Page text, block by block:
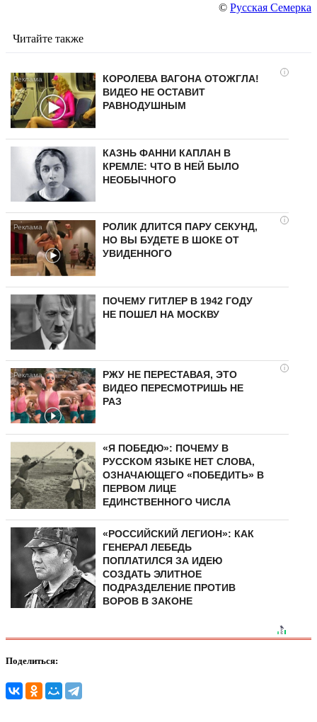
© Русская Семерка
Читайте также
i
КОРОЛЕВА ВАГОНА ОТОЖГЛА!
ВИДЕО НЕ ОСТАВИТ
РАВНОДУШНЫМ
КАЗНЬ ФАННИ КАПЛАН В
КРЕМЛЕ: ЧТО В НЕЙ БЫЛО
НЕОБЫЧНОГО
i
РОЛИК ДЛИТСЯ ПАРУ СЕКУНД,
НО ВЫ БУДЕТЕ В ШОКЕ ОТ
УВИДЕННОГО
ПОЧЕМУ ГИТЛЕР В 1942 ГОДУ
НЕ ПОШЕЛ НА МОСКВУ
i
РЖУ НЕ ПЕРЕСТАВАЯ, ЭТО
ВИДЕО ПЕРЕСМОТРИШЬ НЕ
РАЗ
«Я ПОБЕДЮ»: ПОЧЕМУ В
РУССКОМ ЯЗЫКЕ НЕТ СЛОВА,
ОЗНАЧАЮЩЕГО «ПОБЕДИТЬ» В
ПЕРВОМ ЛИЦЕ
ЕДИНСТВЕННОГО ЧИСЛА
«РОССИЙСКИЙ ЛЕГИОН»: КАК
ГЕНЕРАЛ ЛЕБЕДЬ
ПОПЛАТИЛСЯ ЗА ИДЕЮ
СОЗДАТЬ ЭЛИТНОЕ
ПОДРАЗДЕЛЕНИЕ ПРОТИВ
ВОРОВ В ЗАКОНЕ
Поделиться: